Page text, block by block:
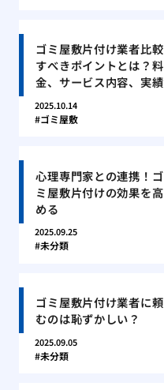
ゴミ屋敷片付け業者比較
すべきポイントとは？料
金、サービス内容、実績
2025.10.14
ゴミ屋敷
心理専門家との連携！ゴ
ミ屋敷片付けの効果を高
める
2025.09.25
未分類
ゴミ屋敷片付け業者に頼
むのは恥ずかしい？
2025.09.05
未分類